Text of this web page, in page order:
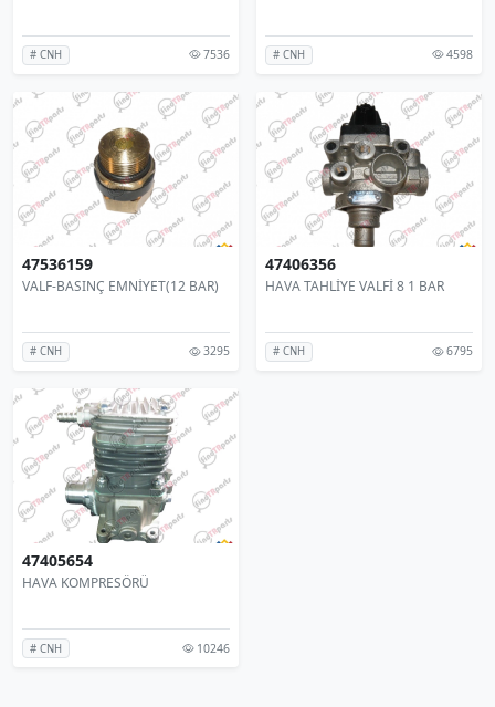
# CNH 7536 # CNH 4598
47536159
VALF-BASINÇ EMNİYET(12 BAR)
# CNH 3295
47406356
HAVA TAHLİYE VALFİ 8 1 BAR
# CNH 6795
47405654
HAVA KOMPRESÖRÜ
# CNH 10246